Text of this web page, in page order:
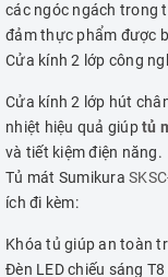
các ngóc ngách trong
đảm thực phẩm được
Cửa kính 2 lớp công
Cửa kính 2 lớp hút
nhiệt hiệu quả giúptủ
và tiết kiệm điện năng.
Tủ mát Sumikura
ích đi kèm:
Khóa tủ giúp an toàn
Đèn LED chiếu sáng